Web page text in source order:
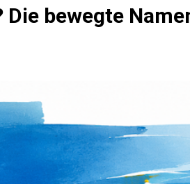
bewegte